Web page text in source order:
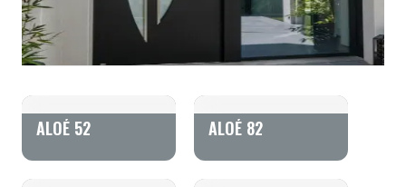
ALOÉ 52 ALOÉ 82